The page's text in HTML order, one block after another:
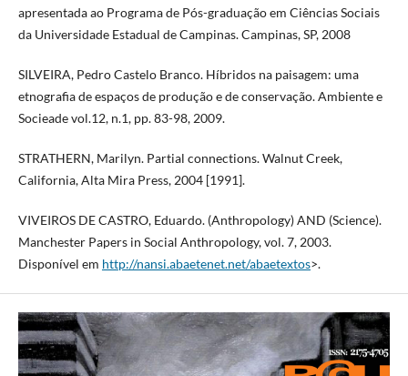
apresentada ao Programa de Pós-graduação em Ciências Sociais
da Universidade Estadual de Campinas. Campinas, SP, 2008
SILVEIRA, Pedro Castelo Branco. Híbridos na paisagem: uma
etnografia de espaços de produção e de conservação. Ambiente e
Socieade vol.12, n.1, pp. 83-98, 2009.
STRATHERN, Marilyn. Partial connections. Walnut Creek,
California, Alta Mira Press, 2004 [1991].
VIVEIROS DE CASTRO, Eduardo. (Anthropology) AND (Science).
Manchester Papers in Social Anthropology, vol. 7, 2003.
Disponível em http://nansi.abaetenet.net/abaetextos>.